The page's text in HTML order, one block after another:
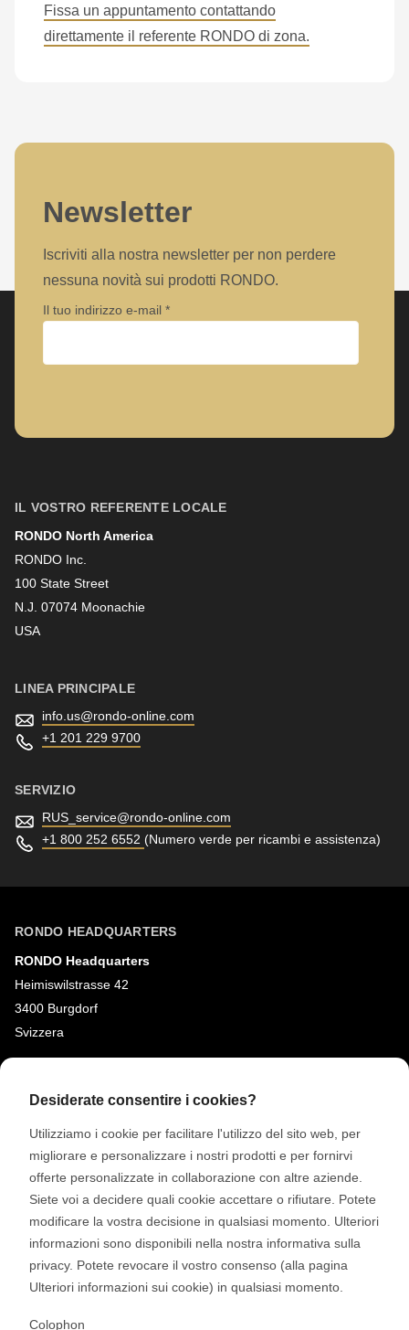
Fissa un appuntamento contattando
direttamente il referente RONDO di zona.
Newsletter
Iscriviti alla nostra newsletter per non perdere
nessuna novità sui prodotti RONDO.
Il tuo indirizzo e-mail
Cognome
IL VOSTRO REFERENTE LOCALE
RONDO North America
RONDO Inc.
100 State Street
N.J. 07074 Moonachie
USA
LINEA PRINCIPALE
info.us@rondo-online.com
+1 201 229 9700
SERVIZIO
RUS_service@rondo-online.com
+1 800 252 6552 (Numero verde per ricambi e assistenza)
RONDO HEADQUARTERS
RONDO Headquarters
Heimiswilstrasse 42
3400 Burgdorf
Svizzera
Youtube
Instagram
Google Reviews
Desiderate consentire i cookies?
Utilizziamo i cookie per facilitare l'utilizzo del sito web, per
migliorare e personalizzare i nostri prodotti e per fornirvi
offerte personalizzate in collaborazione con altre aziende.
Siete voi a decidere quali cookie accettare o rifiutare. Potete
modificare la vostra decisione in qualsiasi momento. Ulteriori
informazioni sono disponibili nella nostra informativa sulla
privacy. Potete revocare il vostro consenso (alla pagina
Ulteriori informazioni sui cookie) in qualsiasi momento.
Colophon